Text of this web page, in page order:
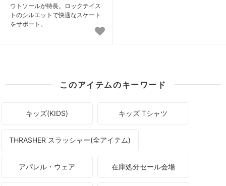
ウトソールが特長。ロックテイス
トのシルエットで快適なスケート
をサポート。
このアイテムのキーワード
キッズ(KIDS) キッズ Tシャツ
THRASHER スラッシャー(全アイテム)
アパレル・ウェア 在庫処分セール会場